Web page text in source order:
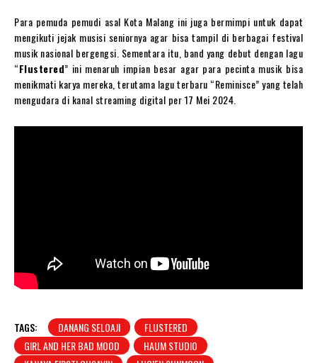
Para pemuda pemudi asal Kota Malang ini juga bermimpi untuk dapat
mengikuti jejak musisi seniornya agar bisa tampil di berbagai festival
musik nasional bergengsi. Sementara itu, band yang debut dengan lagu
“Flustered” ini menaruh impian besar agar para pecinta musik bisa
menikmati karya mereka, terutama lagu terbaru “Reminisce” yang telah
mengudara di kanal streaming digital per 17 Mei 2024.
TAGS: DANANG SELOAJI
FLUSTERED
GIRL AND HER BAD MOOD
HAUM STUDIO